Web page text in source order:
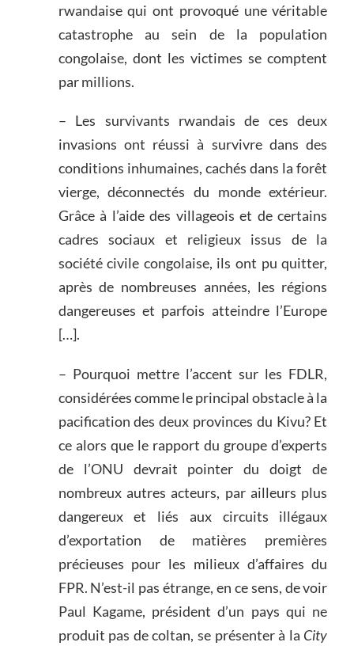
rwandaise qui ont provoqué une véritable
catastrophe au sein de la population
congolaise, dont les victimes se comptent
par millions.
– Les survivants rwandais de ces deux
invasions ont réussi à survivre dans des
conditions inhumaines, cachés dans la forêt
vierge, déconnectés du monde extérieur.
Grâce à l’aide des villageois et de certains
cadres sociaux et religieux issus de la
société civile congolaise, ils ont pu quitter,
après de nombreuses années, les régions
dangereuses et parfois atteindre l’Europe
[…].
– Pourquoi mettre l’accent sur les FDLR,
considérées comme le principal obstacle à la
pacification des deux provinces du Kivu? Et
ce alors que le rapport du groupe d’experts
de l’ONU devrait pointer du doigt de
nombreux autres acteurs, par ailleurs plus
dangereux et liés aux circuits illégaux
d’exportation de matières premières
précieuses pour les milieux d’affaires du
FPR. N’est-il pas étrange, en ce sens, de voir
Paul Kagame, président d’un pays qui ne
produit pas de coltan, se présenter à la City